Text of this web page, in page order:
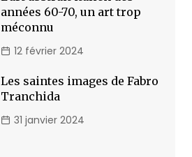
années 60-70, un art trop
méconnu
12 février 2024
Les saintes images de Fabro
Tranchida
31 janvier 2024